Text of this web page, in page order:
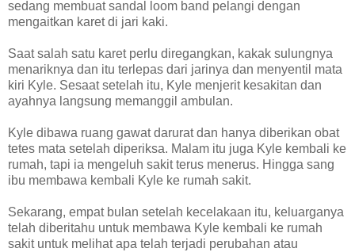
sedang membuat sandal loom band pelangi dengan
mengaitkan karet di jari kaki.
Saat salah satu karet perlu diregangkan, kakak sulungnya
menariknya dan itu terlepas dari jarinya dan menyentil mata
kiri Kyle. Sesaat setelah itu, Kyle menjerit kesakitan dan
ayahnya langsung memanggil ambulan.
Kyle dibawa ruang gawat darurat dan hanya diberikan obat
tetes mata setelah diperiksa. Malam itu juga Kyle kembali ke
rumah, tapi ia mengeluh sakit terus menerus. Hingga sang
ibu membawa kembali Kyle ke rumah sakit.
Sekarang, empat bulan setelah kecelakaan itu, keluarganya
telah diberitahu untuk membawa Kyle kembali ke rumah
sakit untuk melihat apa telah terjadi perubahan atau